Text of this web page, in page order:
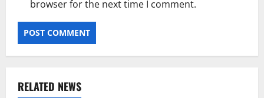
browser for the next time I comment.
RELATED NEWS